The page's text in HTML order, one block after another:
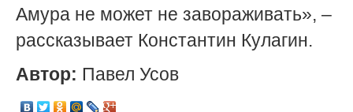
Амура не может не завораживать», –
рассказывает Константин Кулагин.
Автор: Павел Усов